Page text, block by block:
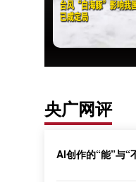
央广网评
AI创作的“能”与“